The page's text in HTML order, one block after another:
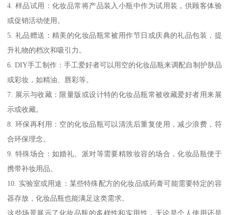
4. 样品试用：化妆品常将产品装入小瓶中作为试用装，供顾客体验
或促销活动使用。
5. 礼品赠送：精美的化妆品瓶常被用作节日或庆典的礼品包装，提
升礼物的档次和吸引力。
6. DIY手工制作：手工爱好者可以用空的化妆品瓶来调配自制护肤品
或彩妆，如精油、唇彩等。
7. 展示与收藏：限量版或设计特的化妆品瓶常被收藏爱好者用来展
示或收藏。
8. 环保再利用：空的化妆品瓶可以清洗后重复使用，减少浪费，符
合环保理念。
9. 特殊场合：如婚礼、派对等需要精致妆容的场合，化妆品瓶便于
携带补妆用品。
10. 实验室或用途：某些特殊配方的化妆品或药膏可能需要特定的容
器存放，化妆品瓶也能满足这类需求。
这些场景展示了化妆品瓶的多样性和实用性，无论是个人使用还是